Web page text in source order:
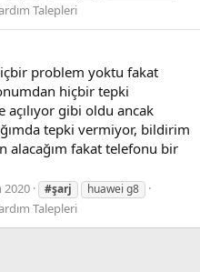
Talepleri
problem yoktu fakat
hiçbir tepki
açılıyor gibi oldu ancak
tepki vermiyor, bildirim
alacağım fakat telefonu bir
2020 #şarj huawei g8
Talepleri